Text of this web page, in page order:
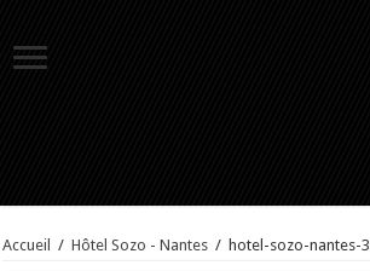
Accueil / Hôtel Sozo - Nantes / hotel-sozo-nantes-3